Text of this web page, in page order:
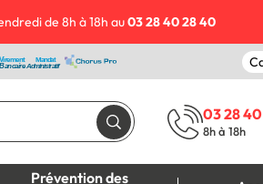
de 8h à 18h au03 28 40 28 40
03 28
8h à 18h
Prévention des